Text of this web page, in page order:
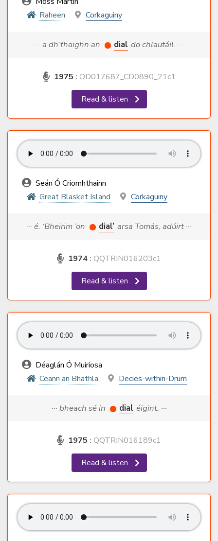
Raheen
Corkaguiny
··· a dh’fhaighn an dial do chlautáil. ···
1975 : OD017687_CD0890_21c1
Read & listen
Seán Ó Criomhthainn
Great Blasket Island
Corkaguiny
··· é. ‘Bheirim ’on dial’ arsa Tomás, adúirt ···
1974 : QQTRIN016203c1
Read & listen
Déaglán Ó Muiríosa
Ceann an Bhathla
Decies-within-Drum
··· bheach sé in dial éigint. ···
1975 : QQTRIN016189c1
Read & listen